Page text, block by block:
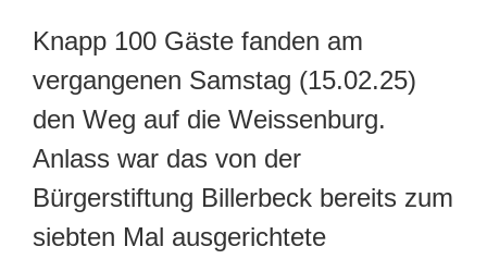
Knapp 100 Gäste fanden am
vergangenen Samstag (15.02.25)
den Weg auf die Weissenburg.
Anlass war das von der
Bürgerstiftung Billerbeck bereits zum
siebten Mal ausgerichtete